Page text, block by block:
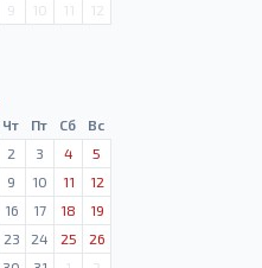
9 10 11 12
Чт Пт Сб
Вс
2 3 4
5
9 10 11
12
16 17 18
19
23 24 25
26